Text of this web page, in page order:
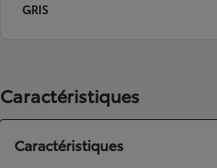
GRIS
Caractéristiques
Caractéristiques